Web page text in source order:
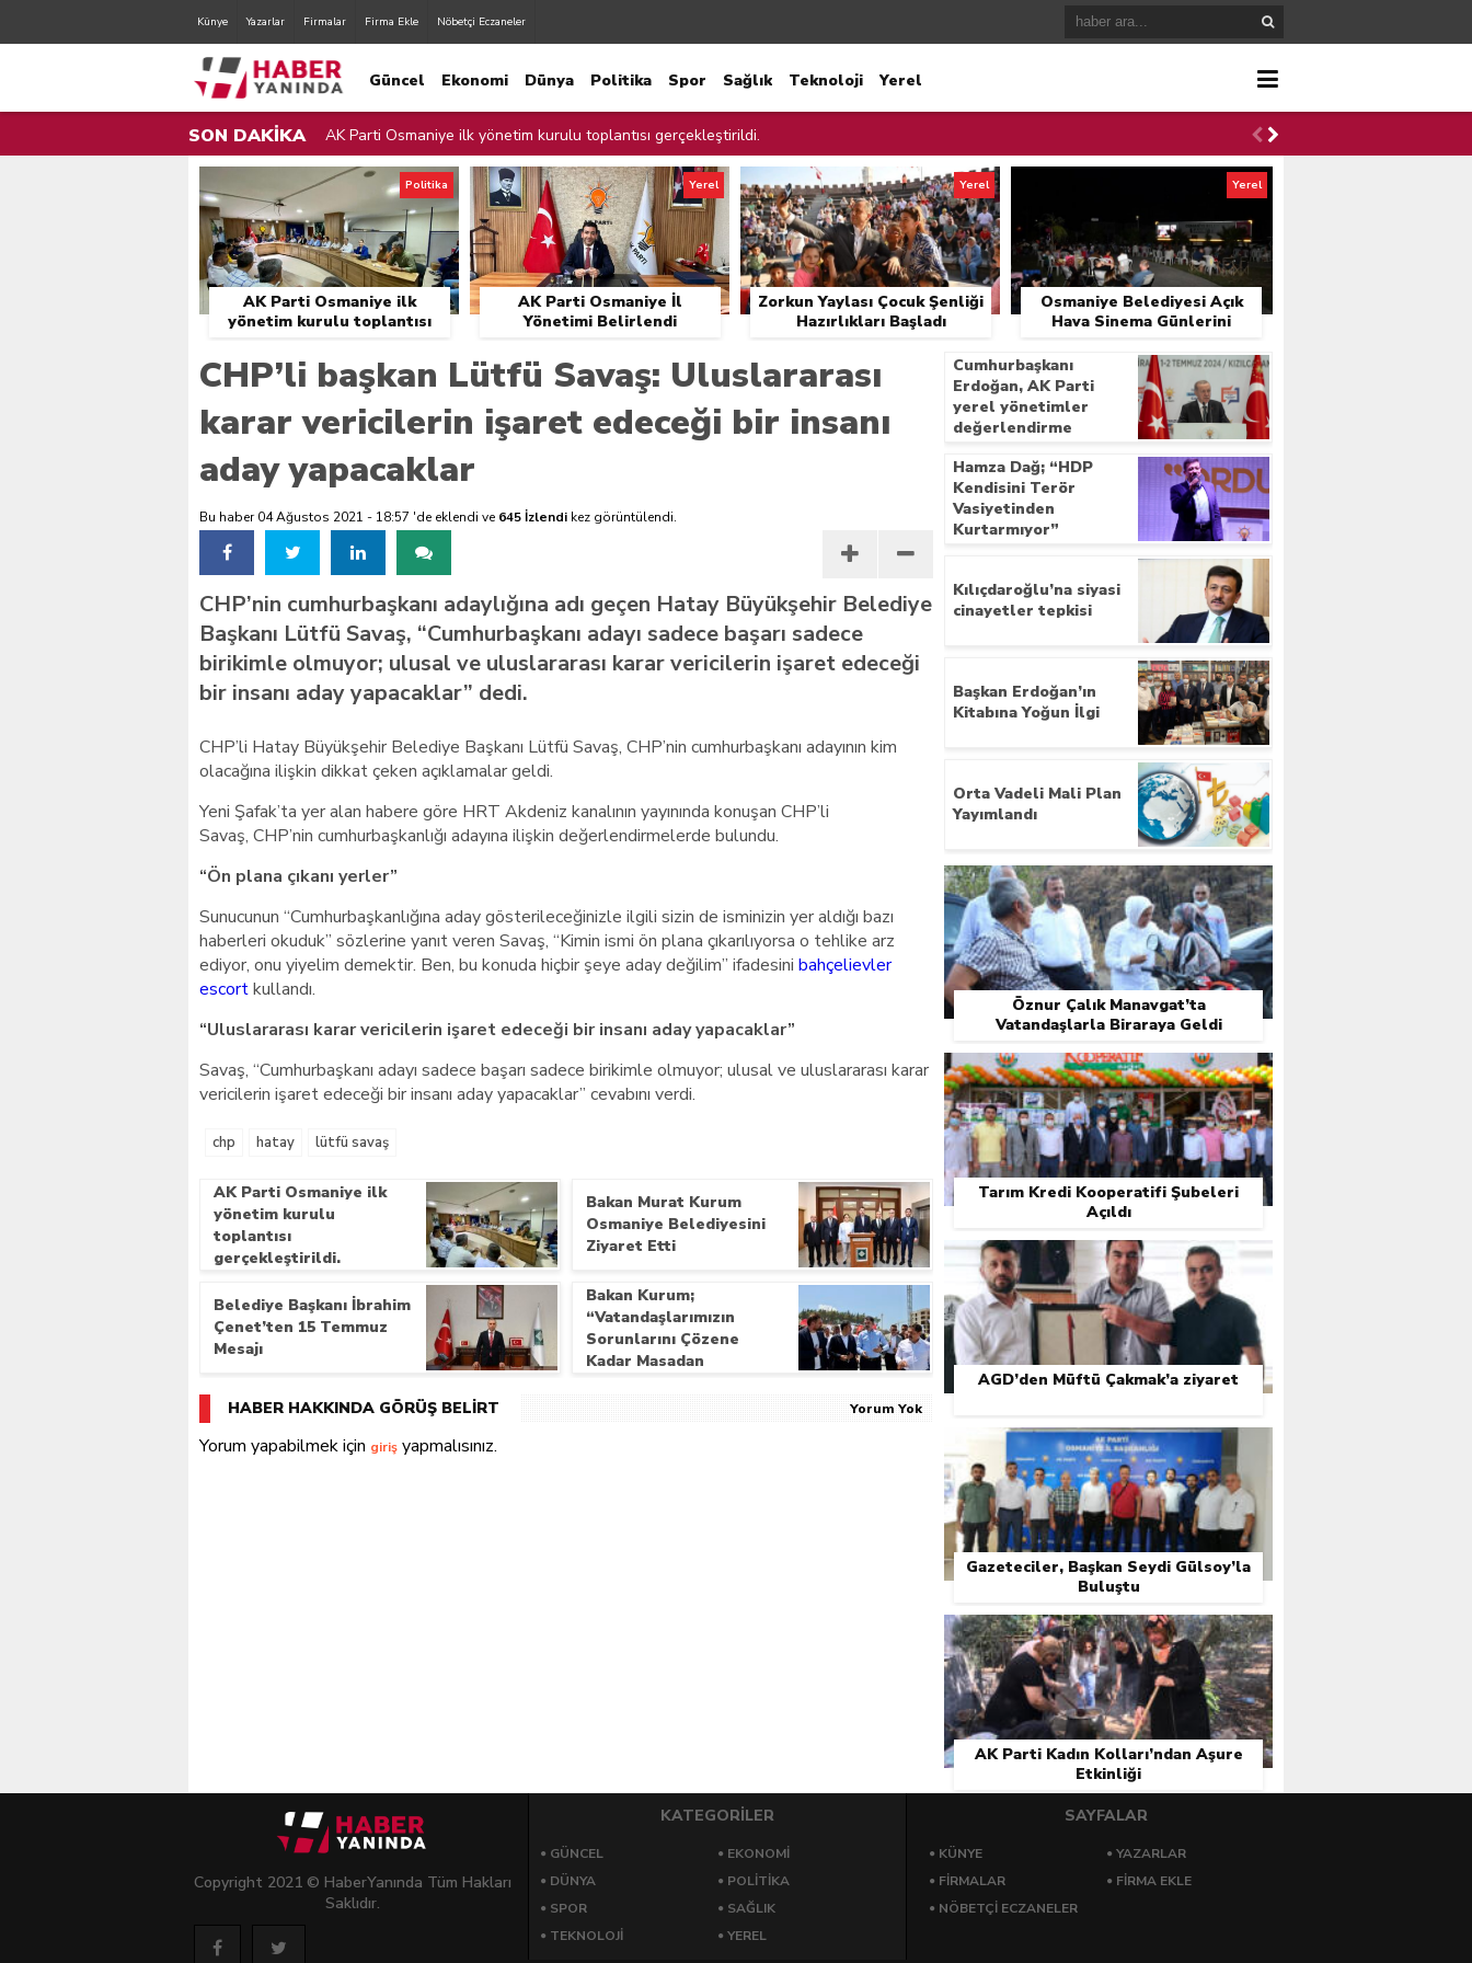
Künye Yazarlar Firmalar Firma Ekle Nöbetçi Eczaneler
Güncel Ekonomi Dünya Politika Spor Sağlık Teknoloji Yerel
SON DAKİKA AK Parti Osmaniye ilk yönetim kurulu toplantısı gerçekleştirildi.
AK Parti Osmaniye İl Yönetimi Belirlendi
Zorkun Yaylası Çocuk Şenliği Hazırlıkları Başladı
Orman Yangınları İle Mücadele İçin Cam Kırıkları Toplandı
Sulama Bendinden Mahsur Kalan Çocuğu Ekipler Kurtardı
Osmaniye Valisi Erdinç Yılmaz Şehitliği Ziyaret Etti.
Zorkun Yaylası’nda Çevre Temizliği
Cumhurbaşkanı Erdoğan, AK Parti yerel yönetimler değerlendirme toplantısında konuştu
Kılıçdaroğlu’na siyasi cinayetler tepkisi
AK Parti Osmaniye ilk
yönetim kurulu toplantısı
Politika
AK Parti Osmaniye İl
Yönetimi Belirlendi
Yerel
Zorkun Yaylası Çocuk Şenliği
Hazırlıkları Başladı
Yerel
Osmaniye Belediyesi Açık
Hava Sinema Günlerini
Yerel
CHP’li başkan Lütfü Savaş: Uluslararası
karar vericilerin işaret edeceği bir insanı
aday yapacaklar
Bu haber 04 Ağustos 2021 - 18:57 'de eklendi ve 645 İzlendi kez görüntülendi.
CHP’nin cumhurbaşkanı adaylığına adı geçen Hatay Büyükşehir Belediye
Başkanı Lütfü Savaş, “Cumhurbaşkanı adayı sadece başarı sadece
birikimle olmuyor; ulusal ve uluslararası karar vericilerin işaret edeceği
bir insanı aday yapacaklar” dedi.
CHP’li Hatay Büyükşehir Belediye Başkanı Lütfü Savaş, CHP’nin cumhurbaşkanı adayının kim
olacağına ilişkin dikkat çeken açıklamalar geldi.
Yeni Şafak’ta yer alan habere göre HRT Akdeniz kanalının yayınında konuşan CHP’li
Savaş, CHP’nin cumhurbaşkanlığı adayına ilişkin değerlendirmelerde bulundu.
“Ön plana çıkanı yerler”
Sunucunun “Cumhurbaşkanlığına aday gösterileceğinizle ilgili sizin de isminizin yer aldığı bazı
haberleri okuduk” sözlerine yanıt veren Savaş, “Kimin ismi ön plana çıkarılıyorsa o tehlike arz
ediyor, onu yiyelim demektir. Ben, bu konuda hiçbir şeye aday değilim” ifadesini bahçelievler
escortkullandı.
“Uluslararası karar vericilerin işaret edeceği bir insanı aday yapacaklar”
Savaş, “Cumhurbaşkanı adayı sadece başarı sadece birikimle olmuyor; ulusal ve uluslararası karar
vericilerin işaret edeceği bir insanı aday yapacaklar” cevabını verdi.
chp hatay lütfü savaş
AK Parti Osmaniye ilk
yönetim kurulu
toplantısı
gerçekleştirildi.
Bakan Murat Kurum
Osmaniye Belediyesini
Ziyaret Etti
Belediye Başkanı İbrahim
Çenet’ten 15 Temmuz
Mesajı
Bakan Kurum;
“Vatandaşlarımızın
Sorunlarını Çözene
Kadar Masadan
HABER HAKKINDA GÖRÜŞ BELİRT
Yorum Yok
Yorum yapabilmek için giriş yapmalısınız.
Cumhurbaşkanı
Erdoğan, AK Parti
yerel yönetimler
değerlendirme
Hamza Dağ; “HDP
Kendisini Terör
Vasiyetinden
Kurtarmıyor”
Kılıçdaroğlu’na siyasi
cinayetler tepkisi
Başkan Erdoğan’ın
Kitabına Yoğun İlgi
Orta Vadeli Mali Plan
Yayımlandı
Öznur Çalık Manavgat’ta
Vatandaşlarla Biraraya Geldi
Tarım Kredi Kooperatifi Şubeleri
Açıldı
AGD’den Müftü Çakmak’a ziyaret
Gazeteciler, Başkan Seydi Gülsoy’la
Buluştu
AK Parti Kadın Kolları’ndan Aşure
Etkinliği
Copyright 2021 © HaberYanında Tüm Hakları
Saklıdır.
KATEGORİLER
GÜNCEL
EKONOMI
DÜNYA
POLITIKA
SPOR
SAĞLIK
TEKNOLOJI
YEREL
SAYFALAR
KÜNYE
YAZARLAR
FIRMALAR
FIRMA EKLE
NÖBETÇI ECZANELER